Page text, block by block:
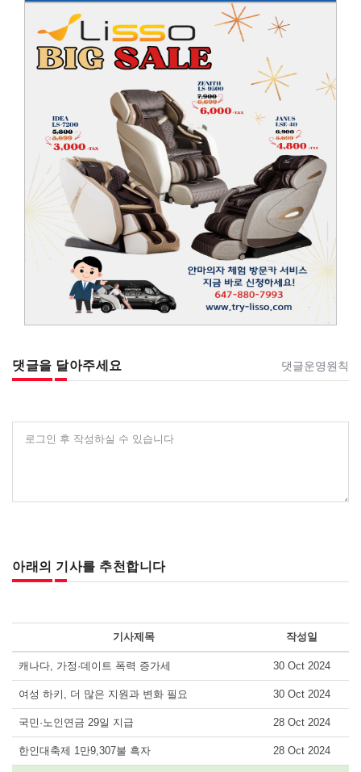
댓글을 달아주세요 댓글운영원칙
로그인 후 작성하실 수 있습니다
아래의 기사를 추천합니다
기사제목 작성일
캐나다, 가정·데이트 폭력 증가세 30 Oct 2024
여성 하키, 더 많은 지원과 변화 필요 30 Oct 2024
국민·노인연금 29일 지급 28 Oct 2024
한인대축제 1만9,307불 흑자 28 Oct 2024